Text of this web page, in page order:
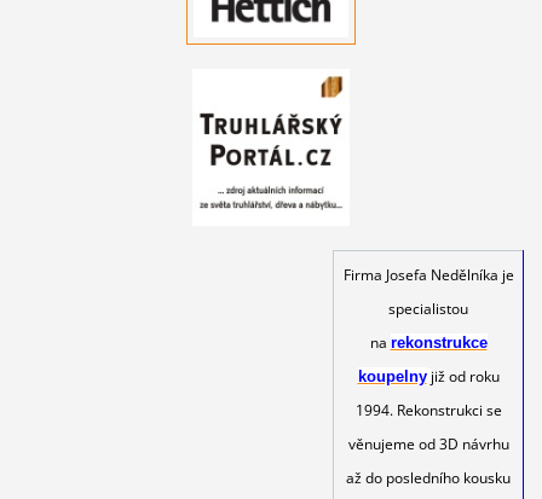
Firma Josefa Nedělníka je
specialistou
na rekonstrukce
koupelny již od roku
1994. Rekonstrukci se
věnujeme od 3D návrhu
až do posledního kousku